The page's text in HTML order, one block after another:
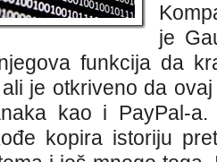
je
funkcija da
je otkriveno da
kao i PayPal-
kopira istoriju